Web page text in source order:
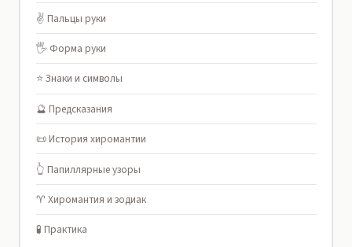
✌️ Пальцы руки
🖐️ Форма руки
⭐ Знаки и символы
🔮 Предсказания
📜 История хиромантии
👆 Папиллярные узоры
♈ Хиромантия и зодиак
🧪 Практика